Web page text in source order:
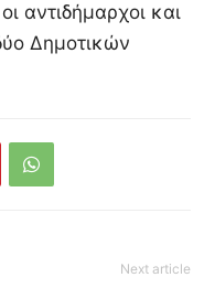
‬αντιδήμαρχοι‭ ‬και‭
‬Δημοτικών‭
Next article